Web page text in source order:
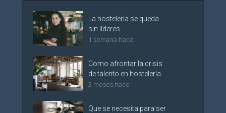
La hostelería se queda
sin líderes
1 semana hace
Como afrontar la crisis
de talento en hostelería
3 meses hace
Que se necesita para ser